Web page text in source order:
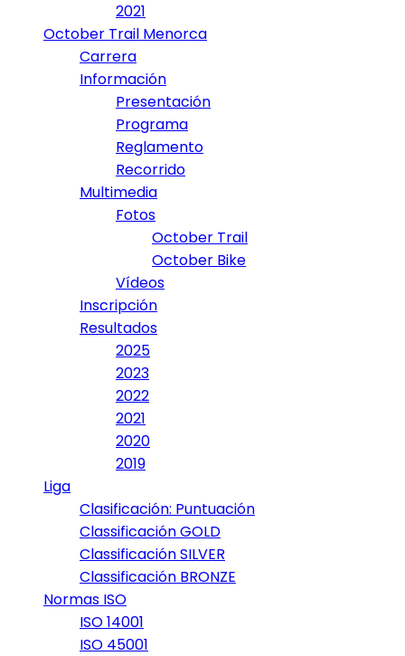
2021
October Trail Menorca
Carrera
Información
Presentación
Programa
Reglamento
Recorrido
Multimedia
Fotos
October Trail
October Bike
Vídeos
Inscripción
Resultados
2025
2023
2022
2021
2020
2019
Liga
Clasificación: Puntuación
Classificación GOLD
Classificación SILVER
Classificación BRONZE
Normas ISO
ISO 14001
ISO 45001